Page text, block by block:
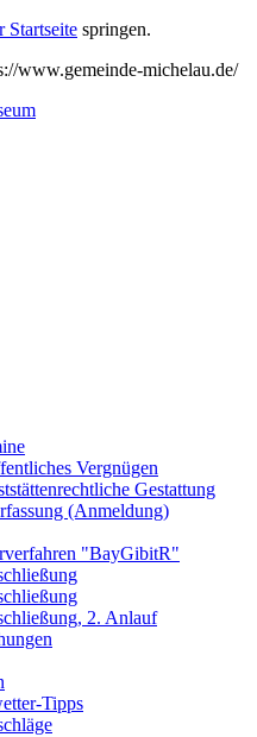
Startseite springen.
www.gemeinde-michelau.de/
Vergnügen
Gestattung
(Anmeldung)
"BayGibitR"
2. Anlauf
Tipps